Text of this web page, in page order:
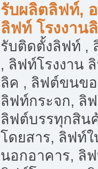
รับผลิตลิฟท์,
ลิฟท์ โรงงาน
รับติดตั้งลิฟท์ ,
, ลิฟท์โรงงาน
ลิค , ลิฟต์ขนข
ลิฟท์กระจก, ลิ
ลิฟต์บรรทุกสิน
โดยสาร, ลิฟท์
นอกอาคาร, ลิ